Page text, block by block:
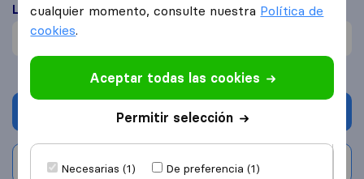
Lo que dicen los clientes
Precio (2)
Solicita Presupuestos
Escribe una valoración
cualquier momento, consulte nuestra Política de
cookies.
Aceptar todas las cookies
Permitir selección
Necesarias (1)
De preferencia (1)